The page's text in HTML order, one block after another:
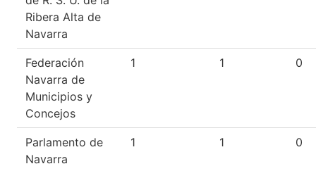
Ribera Alta de
Navarra
Federación
Navarra de
Municipios y
Concejos
1 1 0
Parlamento de
Navarra
1 1 0